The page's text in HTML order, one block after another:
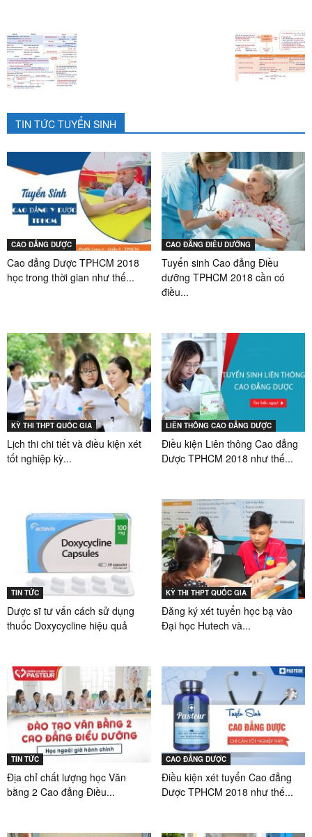
TIN TỨC TUYỂN SINH
CAO ĐẲNG DƯỢC
Cao đẳng Dược TPHCM 2018
học trong thời gian như thế...
CAO ĐẲNG ĐIỀU DƯỠNG
Tuyển sinh Cao đẳng Điều
dưỡng TPHCM 2018 cần có
điều...
KỲ THI THPT QUỐC GIA
Lịch thi chi tiết và điều kiện xét
tốt nghiệp kỳ...
LIÊN THÔNG CAO ĐẲNG DƯỢC
Điều kiện Liên thông Cao đẳng
Dược TPHCM 2018 như thế...
TIN TỨC
Dược sĩ tư vấn cách sử dụng
thuốc Doxycycline hiệu quả
KỲ THI THPT QUỐC GIA
Đăng ký xét tuyển học bạ vào
Đại học Hutech và...
TIN TỨC
Địa chỉ chất lượng học Văn
bằng 2 Cao đẳng Điều...
CAO ĐẲNG DƯỢC
Điều kiện xét tuyển Cao đẳng
Dược TPHCM 2018 như thế...